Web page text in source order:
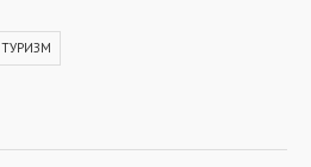
ТУРИЗМ